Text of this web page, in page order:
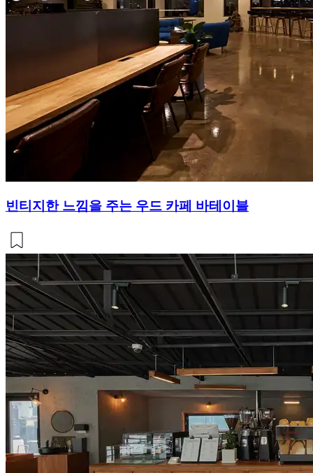
빈티지한 느낌을 주는 우드 카페 바테이블